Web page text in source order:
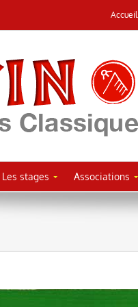
Accueil
Les stages Associations